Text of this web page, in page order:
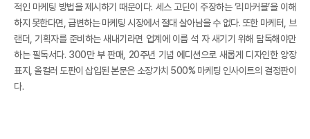
적인 마케팅 방법을 제시하기 때문이다. 세스 고딘이 주장하는 ‘리마커블’을 이해
하지 못한다면, 급변하는 마케팅 시장에서 절대 살아남을 수 없다. 또한 마케터, 브
랜더, 기획자를 준비하는 새내기라면 업계에 이름 석 자 새기기 위해 탐독해야만
하는 필독서다. 300만 부 판매, 20주년 기념 에디션으로 새롭게 디자인한 양장
표지, 올컬러 도판이 삽입된 본문은 소장가치 500% 마케팅 인사이트의 결정판이
다.